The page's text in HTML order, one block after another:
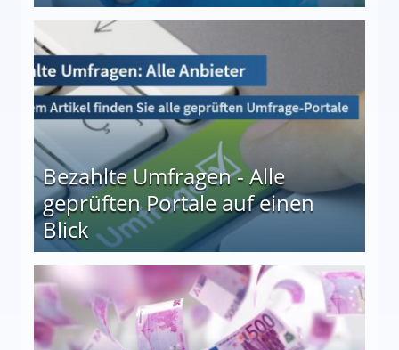
Bezahlte Umfragen - Alle
geprüften Portale auf einen
Blick
auf einen Blick